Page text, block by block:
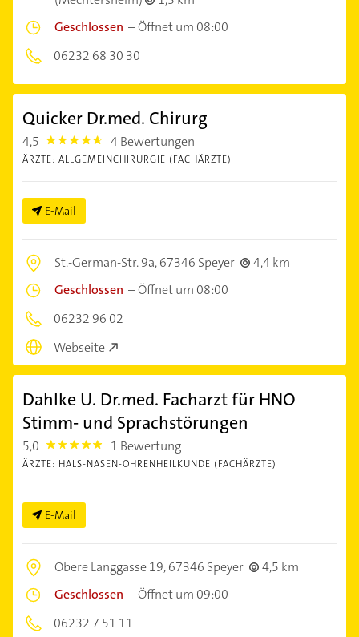
Geschlossen –Öffnet um 08:00
06232 68 30 30
Quicker Dr.med. Chirurg
4,5 4.5 4 Bewertungen
ÄRZTE: ALLGEMEINCHIRURGIE (FACHÄRZTE)
E-Mail
St.-German-Str. 9a,67346 Speyer
4,4 km
Geschlossen –Öffnet um 08:00
06232 96 02
Webseite
Dahlke U. Dr.med. Facharzt für HNO
Stimm- und Sprachstörungen
5,0 5.0 1 Bewertung
ÄRZTE: HALS-NASEN-OHRENHEILKUNDE (FACHÄRZTE)
E-Mail
Obere Langgasse 19,67346 Speyer
4,5 km
Geschlossen –Öffnet um 09:00
06232 7 51 11